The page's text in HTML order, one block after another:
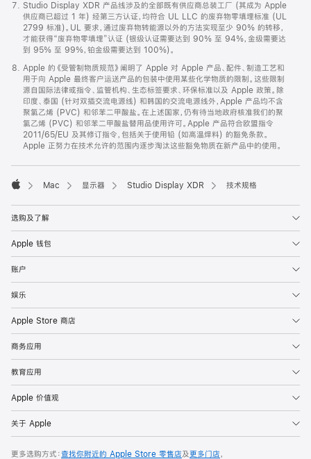
Studio Display XDR 产品线涉及的全部既有供应商总装工厂 (其成为 Apple
供应商已超过 1 年) 经第三方认证，均符合 UL LLC 的废弃物零填埋标准 (UL
2799 标准)。UL 要求，通过废弃物转能源以外的方法实现至少 90% 的转移，
才能获得“废弃物零填埋”认证 (银级认证需要达到 90% 至 94%，金级需要达
到 95% 至 99%，铂金级需要达到 100%)。
Apple 的《受管制物质规范》阐明了 Apple 对 Apple 产品、配件、制造工艺和
用于向 Apple 最终客户运送产品的包装中使用某些化学物质的限制。这些限制
源自国际法律或指令、监管机构、生态标签要求、环保标准以及 Apple 政策。除
印度、泰国 (针对双插交流电源线) 和韩国的交流电源线外，Apple 产品均不含
聚氯乙烯 (PVC) 和邻苯二甲酸盐。在上述国家，仍有待当地政府核准我们的聚
氯乙烯 (PVC) 和邻苯二甲酸盐替用品使用许可。Apple 产品符合欧盟指令
2011/65/EU 及其修订指令，包括关于使用铅 (如高温焊料) 的豁免条款。
Apple 正努力在技术允许的范围内逐步淘汰这些豁免物质在新产品中的使用。

Mac 显示器 Studio Display XDR 技术规格
选购及了解
Apple 钱包
账户
娱乐
Apple Store 商店
商务应用
教育应用
Apple 价值观
关于 Apple
更多选购方式：查找你附近的 Apple Store 零售店及更多门店，